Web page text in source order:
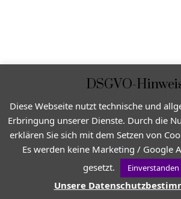
DSGVO-
Diese Webseite nutzt technische und
Erbringung unserer Dienste. Durch die
erklären Sie sich mit dem Setzen von
Es werden keine Marketing / Google
gesetzt.
Einverstanden
Unsere